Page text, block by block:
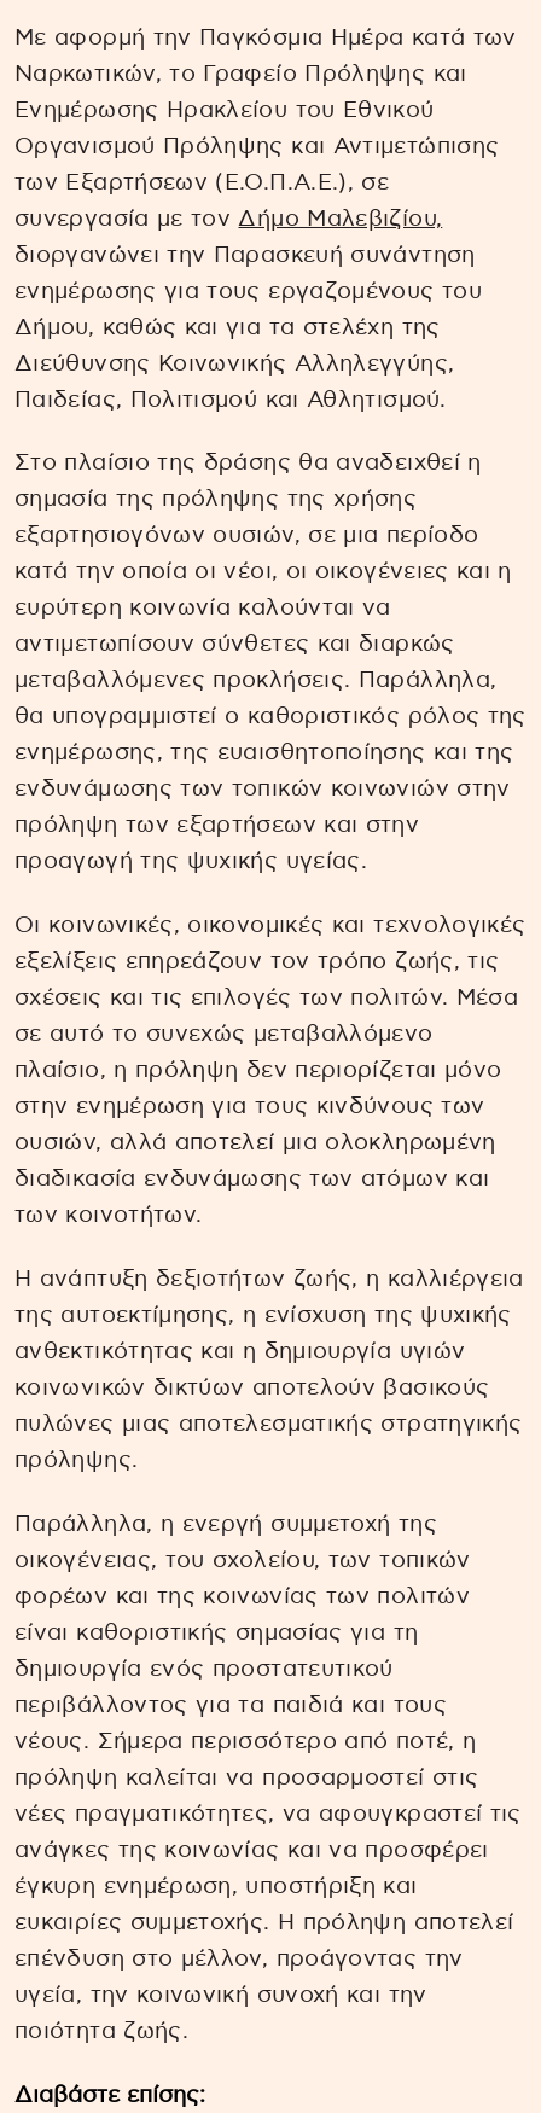
Με αφορμή την Παγκόσμια Ημέρα κατά των
Ναρκωτικών, το Γραφείο Πρόληψης και
Ενημέρωσης Ηρακλείου του Εθνικού
Οργανισμού Πρόληψης και Αντιμετώπισης
των Εξαρτήσεων (Ε.Ο.Π.Α.Ε.), σε
συνεργασία με τον Δήμο Μαλεβιζίου,
διοργανώνει την Παρασκευή συνάντηση
ενημέρωσης για τους εργαζομένους του
Δήμου, καθώς και για τα στελέχη της
Διεύθυνσης Κοινωνικής Αλληλεγγύης,
Παιδείας, Πολιτισμού και Αθλητισμού.
Στο πλαίσιο της δράσης θα αναδειχθεί η
σημασία της πρόληψης της χρήσης
εξαρτησιογόνων ουσιών, σε μια περίοδο
κατά την οποία οι νέοι, οι οικογένειες και η
ευρύτερη κοινωνία καλούνται να
αντιμετωπίσουν σύνθετες και διαρκώς
μεταβαλλόμενες προκλήσεις. Παράλληλα,
θα υπογραμμιστεί ο καθοριστικός ρόλος της
ενημέρωσης, της ευαισθητοποίησης και της
ενδυνάμωσης των τοπικών κοινωνιών στην
πρόληψη των εξαρτήσεων και στην
προαγωγή της ψυχικής υγείας.
Οι κοινωνικές, οικονομικές και τεχνολογικές
εξελίξεις επηρεάζουν τον τρόπο ζωής, τις
σχέσεις και τις επιλογές των πολιτών. Μέσα
σε αυτό το συνεχώς μεταβαλλόμενο
πλαίσιο, η πρόληψη δεν περιορίζεται μόνο
στην ενημέρωση για τους κινδύνους των
ουσιών, αλλά αποτελεί μια ολοκληρωμένη
διαδικασία ενδυνάμωσης των ατόμων και
των κοινοτήτων.
Η ανάπτυξη δεξιοτήτων ζωής, η καλλιέργεια
της αυτοεκτίμησης, η ενίσχυση της ψυχικής
ανθεκτικότητας και η δημιουργία υγιών
κοινωνικών δικτύων αποτελούν βασικούς
πυλώνες μιας αποτελεσματικής στρατηγικής
πρόληψης.
Παράλληλα, η ενεργή συμμετοχή της
οικογένειας, του σχολείου, των τοπικών
φορέων και της κοινωνίας των πολιτών
είναι καθοριστικής σημασίας για τη
δημιουργία ενός προστατευτικού
περιβάλλοντος για τα παιδιά και τους
νέους. Σήμερα περισσότερο από ποτέ, η
πρόληψη καλείται να προσαρμοστεί στις
νέες πραγματικότητες, να αφουγκραστεί τις
ανάγκες της κοινωνίας και να προσφέρει
έγκυρη ενημέρωση, υποστήριξη και
ευκαιρίες συμμετοχής. Η πρόληψη αποτελεί
επένδυση στο μέλλον, προάγοντας την
υγεία, την κοινωνική συνοχή και την
ποιότητα ζωής.
Διαβάστε επίσης: